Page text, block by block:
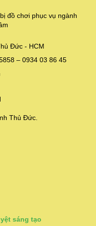
đồ chơi phục vụ ngành
Đức - HCM
– 0934 03 86 45
Thủ Đức.
sáng tạo